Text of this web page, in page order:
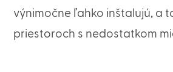
výnimočne ľahko inštalujú, a
priestoroch s nedostatkom